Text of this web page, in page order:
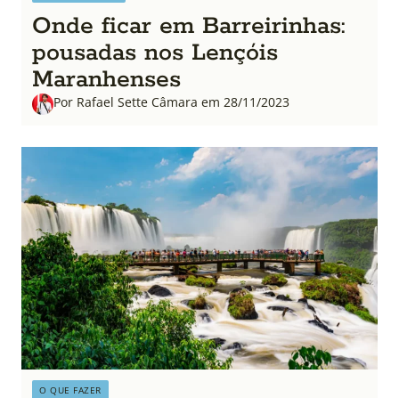
Onde ficar em Barreirinhas:
pousadas nos Lençóis
Maranhenses
Por Rafael Sette Câmara em 28/11/2023
O QUE FAZER